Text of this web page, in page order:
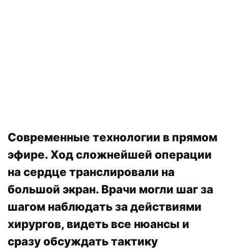
Современные технологии в прямом
эфире. Ход сложнейшей операции
на сердце транслировали на
большой экран. Врачи могли шаг за
шагом наблюдать за действиями
хирургов, видеть все нюансы и
сразу обсуждать тактику